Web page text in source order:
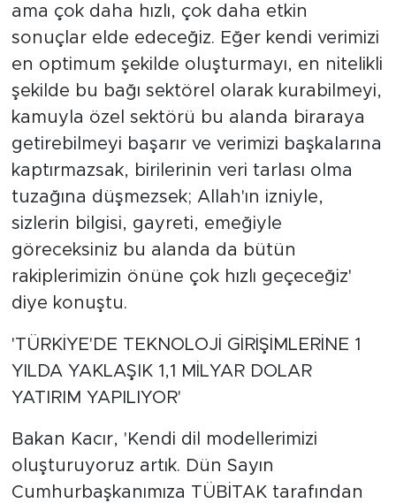
ama çok daha hızlı, çok daha etkin
sonuçlar elde edeceğiz. Eğer kendi verimizi
en optimum şekilde oluşturmayı, en nitelikli
şekilde bu bağı sektörel olarak kurabilmeyi,
kamuyla özel sektörü bu alanda biraraya
getirebilmeyi başarır ve verimizi başkalarına
kaptırmazsak, birilerinin veri tarlası olma
tuzağına düşmezsek; Allah'ın izniyle,
sizlerin bilgisi, gayreti, emeğiyle
göreceksiniz bu alanda da bütün
rakiplerimizin önüne çok hızlı geçeceğiz'
diye konuştu.
'TÜRKİYE'DE TEKNOLOJİ GİRİŞİMLERİNE 1
YILDA YAKLAŞIK 1,1 MİLYAR DOLAR
YATIRIM YAPILIYOR'
Bakan Kacır, 'Kendi dil modellerimizi
oluşturuyoruz artık. Dün Sayın
Cumhurbaşkanımıza TÜBİTAK tarafından